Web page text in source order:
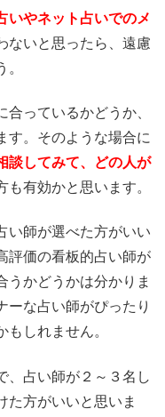
いやネット占いでのメ
ないと思ったら、遠慮
っているかどうか、
す。そのような場合に
談してみて、どの人が
も有効かと思います。
い師が選べた方がいい
評価の看板的占い師が
うかどうかは分かりま
ーな占い師がぴったり
しれません。
、占い師が２～３名し
た方がいいと思いま